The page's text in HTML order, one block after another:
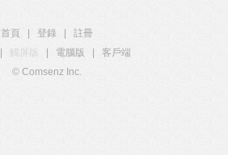
首頁 登錄
註冊
觸屏版 電腦版
客戶端
© Comsenz Inc.